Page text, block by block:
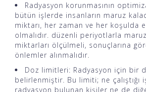
Radyasyon korunmasının
bütün işlerde insanların maruz
miktarı, her zaman ve her koşulda
olmalıdır. düzenli periyotlarla
miktarları ölçülmeli, sonuçlarına
önlemler alınmalıdır.
Doz limitleri: Radyasyon için bir
belirlenmiştir. Bu limiti; ne çalıştığı
radyasyon bulunan kişiler ne de